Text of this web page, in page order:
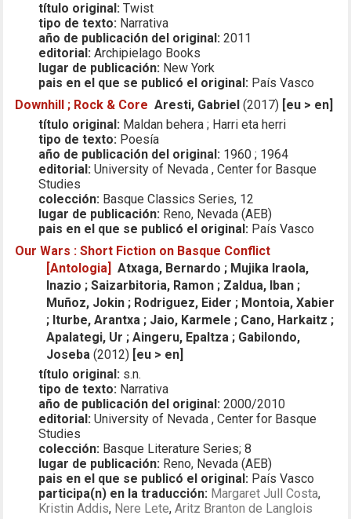
título original: Twist
tipo de texto: Narrativa
año de publicación del original: 2011
editorial: Archipielago Books
lugar de publicación: New York
pais en el que se publicó el original: País Vasco
Downhill ; Rock & Core Aresti, Gabriel (2017) [eu > en]
título original: Maldan behera ; Harri eta herri
tipo de texto: Poesía
año de publicación del original: 1960 ; 1964
editorial: University of Nevada , Center for Basque
Studies
colección: Basque Classics Series, 12
lugar de publicación: Reno, Nevada (AEB)
pais en el que se publicó el original: País Vasco
Our Wars : Short Fiction on Basque Conflict
[Antologia]
Atxaga, Bernardo ; Mujika Iraola,
Inazio ; Saizarbitoria, Ramon ; Zaldua, Iban ;
Muñoz, Jokin ; Rodriguez, Eider ; Montoia, Xabier
; Iturbe, Arantxa ; Jaio, Karmele ; Cano, Harkaitz ;
Apalategi, Ur ; Aingeru, Epaltza ; Gabilondo,
Joseba (2012) [eu > en]
título original: s.n.
tipo de texto: Narrativa
año de publicación del original: 2000/2010
editorial: University of Nevada , Center for Basque
Studies
colección: Basque Literature Series; 8
lugar de publicación: Reno, Nevada (AEB)
pais en el que se publicó el original: País Vasco
participa(n) en la traducción: Margaret Jull Costa,
Kristin Addis, Nere Lete,Aritz Branton de Langlois